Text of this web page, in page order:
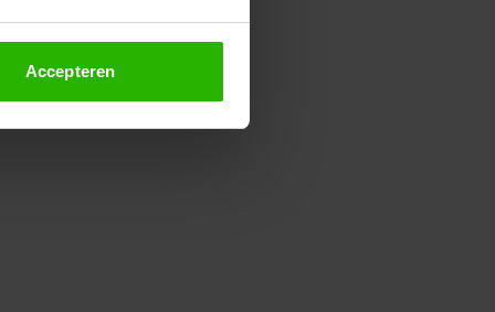
altijd wijzigen of
Accepteren